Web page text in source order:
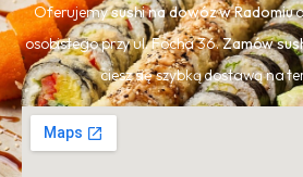
Oferujemysushi na dowóz w Radomiu
osobistego przy ul. Focha 36.Zamów
ciesz się szybką dostawą na